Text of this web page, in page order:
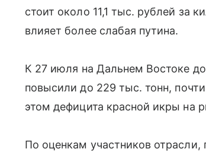
стоит около 11,1 тыс. рублей за
влияет более слабая путина.
К 27 июля на Дальнем Востоке
повысили до 229 тыс. тонн,
этом дефицита красной икры на
По оценкам участников